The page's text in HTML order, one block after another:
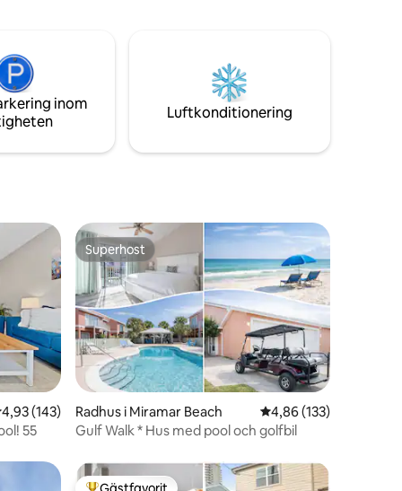
för
*
* Keurig
i
inom
Luftkonditionering
av 5 i genomsnittligt betyg, 143 omdömen
4,93 (143)
55
Superhost
Superhost
Radhus i Miramar Beach 4,86 av 5 i
4,86 (133)
Gulf Walk * Hus med pool och golfbil